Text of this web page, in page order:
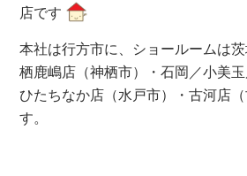
店です
本社は行方市に、ショールームは
栖鹿嶋店（神栖市）・石岡／小美
ひたちなか店（水戸市）・古河店
す。